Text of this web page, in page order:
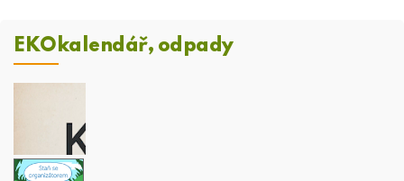
EKOkalendář, odpady